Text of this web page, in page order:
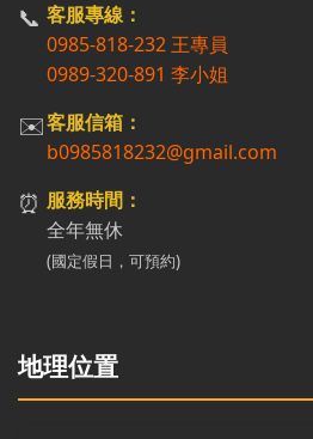
📞 客服專線：
0985-818-232 王專員
0989-320-891 李小姐
✉️客服信箱：
b0985818232@gmail.com
⏰ 服務時間：
全年無休
(國定假日，可預約)
地理位置